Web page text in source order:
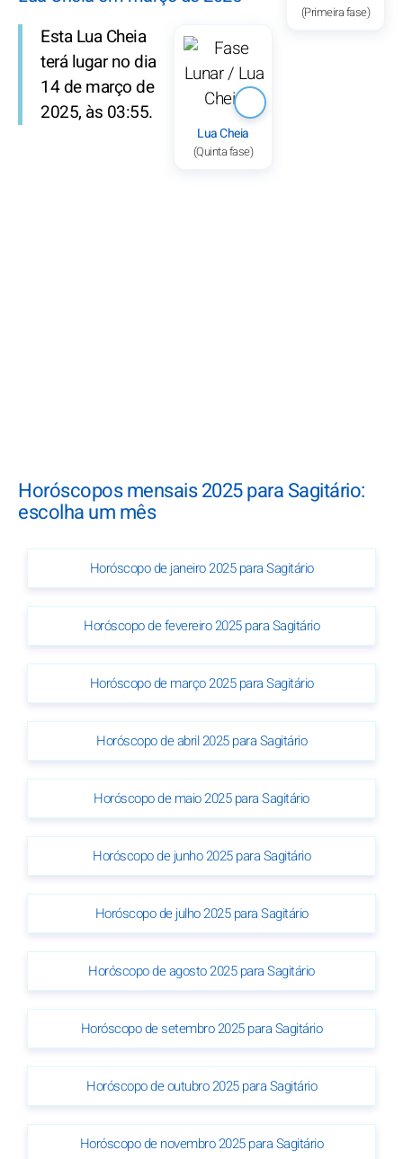
(Primeira fase)
Lua Cheia
(Quinta fase)
Esta Lua Cheia
terá lugar no dia
14 de março de
2025, às 03:55.
Horóscopos mensais 2025 para Sagitário:
escolha um mês
Horóscopo de janeiro 2025 para Sagitário
Horóscopo de fevereiro 2025 para Sagitário
Horóscopo de março 2025 para Sagitário
Horóscopo de abril 2025 para Sagitário
Horóscopo de maio 2025 para Sagitário
Horóscopo de junho 2025 para Sagitário
Horóscopo de julho 2025 para Sagitário
Horóscopo de agosto 2025 para Sagitário
Horóscopo de setembro 2025 para Sagitário
Horóscopo de outubro 2025 para Sagitário
Horóscopo de novembro 2025 para Sagitário